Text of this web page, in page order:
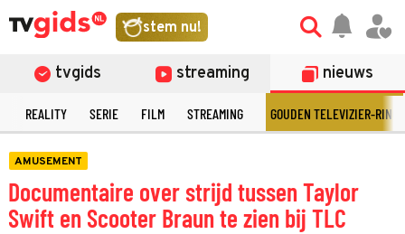
stem nu!
tvgids streaming nieuws
REALITY SERIE FILM STREAMING GOUDEN TELEVIZIER-RING
AMUSEMENT
Documentaire over strijd tussen Taylor
Swift en Scooter Braun te zien bij TLC